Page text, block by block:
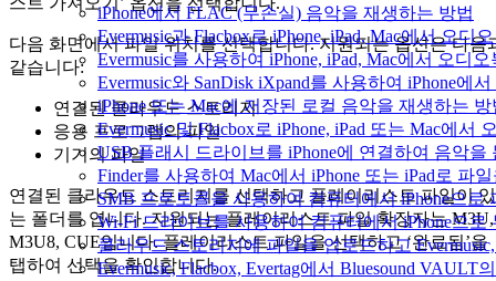
iPhone에서 FLAC (무손실) 음악을 재생하는 방법
Evermusic과 Flacbox로 iPhone, iPad, Mac에서 오
Evermusic를 사용하여 iPhone, iPad, Mac에서 오디
Evermusic와 SanDisk iXpand를 사용하여 iPhone
iPhone 또는 Mac에 저장된 로컬 음악을 재생하는 방
Evermusic 및 Flacbox로 iPhone, iPad 또는 Mac에
USB 플래시 드라이브를 iPhone에 연결하여 음악
Finder를 사용하여 Mac에서 iPhone 또는 iPad로 파
SMB 프로토콜을 사용하여 컴퓨터에서 iPhone으로
Wi-Fi 드라이브를 사용하여 컴퓨터에서 iPhone으
클라우드 스토리지에 파일을 업로드하고
Evermusic, Flacbox, Evertag에서 Bluesound
다음 화면에서 파일 위치를 선택합니다. 지원되는 옵션은 다음
같습니다:
연결된 클라우드 스토리지
응용 프로그램의 파일
기기의 파일
연결된 클라우드 스토리지를 선택하고 플레이리스트 파일이 있
는 폴더를 엽니다. 지원되는 플레이리스트 파일 확장자는 M3U,
M3U8, CUE입니다. 플레이리스트 파일을 선택하고 ‘완료됨’을
탭하여 선택을 확인합니다.